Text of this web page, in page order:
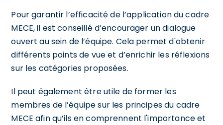
Pour garantir l’efficacité de l’application du cadre
MECE, il est conseillé d’encourager un dialogue
ouvert au sein de l’équipe. Cela permet d'obtenir
différents points de vue et d’enrichir les réflexions
sur les catégories proposées.
Il peut également être utile de former les
membres de l’équipe sur les principes du cadre
MECE afin qu’ils en comprennent l'importance et